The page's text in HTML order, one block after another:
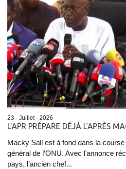
23 - Juillet - 2026
L'APR PRÉPARE DÉJÀ L'APRÈS
Macky Sall est à fond dans la
général de l’ONU. Avec l’annonce
pays, l’ancien chef...